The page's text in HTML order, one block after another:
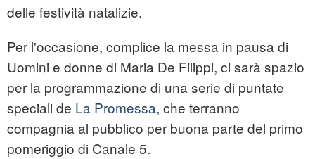
delle festività natalizie.
Per l'occasione, complice la messa in pausa di
Uomini e donne di Maria De Filippi, ci sarà spazio
per la programmazione di una serie di puntate
speciali de La Promessa, che terranno
compagnia al pubblico per buona parte del primo
pomeriggio di Canale 5.